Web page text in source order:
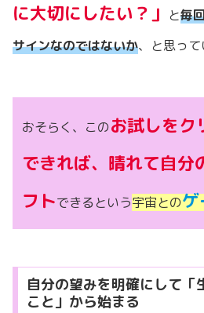
に大切にしたい？」 と毎
サインなのではないか、と思っ
おそらく、このお試しをク
できれば、晴れて自分
フトできるという宇宙とのゲ
自分の望みを明確にして「
こと」から始まる